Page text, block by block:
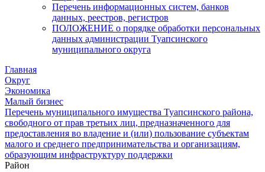
Перечень информационных систем, банков
данных, реестров, регистров
ПОЛОЖЕНИЕ о порядке обработки персональных
данных администрации Туапсинского
муниципального округа
Главная
Округ
Экономика
Малый бизнес
Перечень муниципального имущества Туапсинского района,
свободного от прав третьих лиц, предназначенного для
предоставления во владение и (или) пользование субъектам
малого и среднего предпринимательства и организациям,
образующим инфраструктуру поддержки
Район